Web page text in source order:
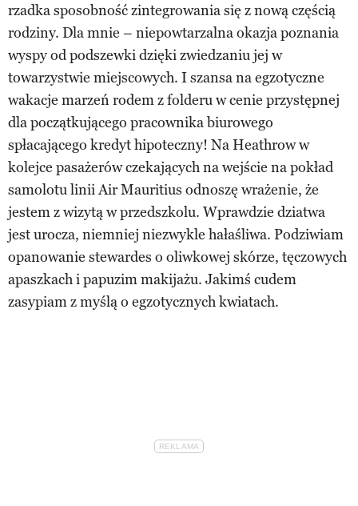
rzadka sposobność zintegrowania się z nową częścią
rodziny. Dla mnie – niepowtarzalna okazja poznania
wyspy od podszewki dzięki zwiedzaniu jej w
towarzystwie miejscowych. I szansa na egzotyczne
wakacje marzeń rodem z folderu w cenie przystępnej
dla początkującego pracownika biurowego
spłacającego kredyt hipoteczny! Na Heathrow w
kolejce pasażerów czekających na wejście na pokład
samolotu linii Air Mauritius odnoszę wrażenie, że
jestem z wizytą w przedszkolu. Wprawdzie dziatwa
jest urocza, niemniej niezwykle hałaśliwa. Podziwiam
opanowanie stewardes o oliwkowej skórze, tęczowych
apaszkach i papuzim makijażu. Jakimś cudem
zasypiam z myślą o egzotycznych kwiatach.